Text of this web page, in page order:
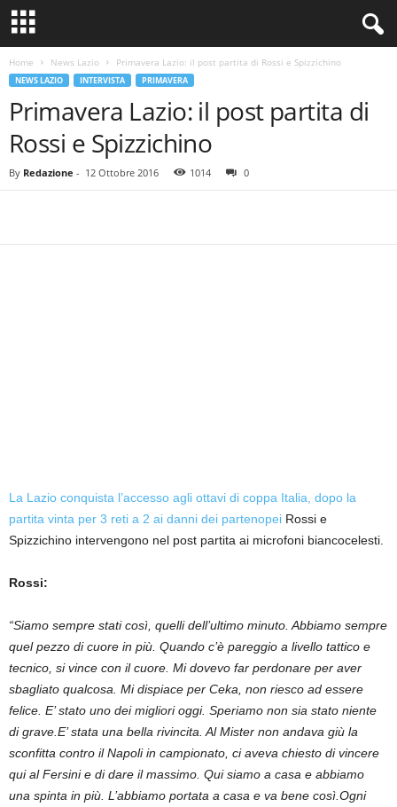
Home News Lazio Primavera Lazio: il post partita di Rossi e Spizzichino
NEWS LAZIO INTERVISTA PRIMAVERA
Primavera Lazio: il post partita di
Rossi e Spizzichino
By Redazione - 12 Ottobre 2016 1014 0
La Lazio conquista l’accesso agli ottavi di coppa Italia, dopo la
partita vinta per 3 reti a 2 ai danni dei partenopei Rossi e
Spizzichino intervengono nel post partita ai microfoni biancocelesti.
Rossi:
“Siamo sempre stati così, quelli dell’ultimo minuto. Abbiamo sempre
quel pezzo di cuore in più. Quando c’è pareggio a livello tattico e
tecnico, si vince con il cuore. Mi dovevo far perdonare per aver
sbagliato qualcosa. Mi dispiace per Ceka, non riesco ad essere
felice. E’ stato uno dei migliori oggi. Speriamo non sia stato niente
di grave. E’ stata una bella rivincita. Al Mister non andava giù la
sconfitta contro il Napoli in campionato, ci aveva chiesto di vincere
qui al Fersini e di dare il massimo. Qui siamo a casa e abbiamo
una spinta in più. L’abbiamo portata a casa e va bene così. Ogni